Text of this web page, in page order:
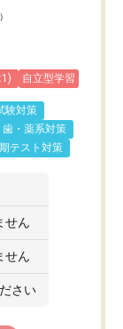
自立型学習
験対策
歯・薬系対策
テスト対策
せん
せん
さい